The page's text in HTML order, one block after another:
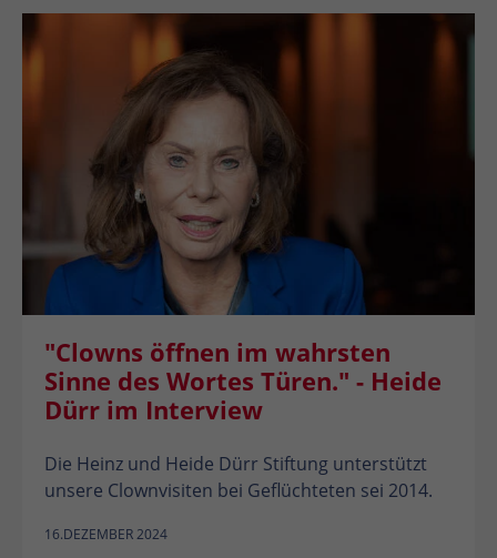
"Clowns öffnen im wahrsten
Sinne des Wortes Türen." - Heide
Dürr im Interview
Die Heinz und Heide Dürr Stiftung unterstützt
unsere Clownvisiten bei Geflüchteten sei 2014.
16.DEZEMBER 2024